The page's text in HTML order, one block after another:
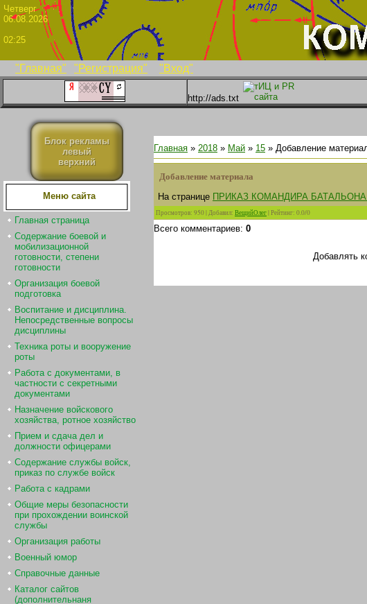
"Главная" "Регистрация" "Вход"
06.08.2026
02:25
http://ads.txt
Блок рекламы
левый
верхний
Меню сайта
Главная страница
Содержание боевой и
мобилизационной
готовности, степени
готовности
Организация боевой
подготовка
Воспитание и дисциплина.
Непосредственные вопросы
дисциплины
Техника роты и вооружение
роты
Работа с документами, в
частности с секретными
документами
Назначение войскового
хозяйства, ротное хозяйство
Прием и сдача дел и
должности офицерами
Содержание службы войск,
приказ по службе войск
Работа с кадрами
Общие меры безопасности
при прохождении воинской
службы
Организация работы
Военный юмор
Справочные данные
Каталог сайтов
(дополнительнаня
Главная » 2018 » Май » 15 » Добавление
Добавление материала
На странице ПРИКАЗ КОМАНДИРА БАТАЛЬОНА
Просмотров: 950|Добавил: ВещийОлег|Рейтинг: 0.0/0
Всего комментариев: 0
Добавлять